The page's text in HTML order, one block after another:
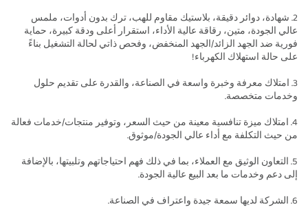
2. شهادة، دوائر دقيقة، بلاستيك مقاوم للهب، ترك بدون أدوات، ملمس
عالي الجودة، متين، رقاقة عالية الأداء، استقرار أعلى ودقة كبيرة، حماية
فورية ضد الجهد الزائد/الجهد المنخفض، وفحص ذاتي لحالة التشغيل بناءً
على حالة استهلاك الكهرباء!
3. امتلاك معرفة وخبرة واسعة في الصناعة، والقدرة على تقديم حلول
وخدمات متخصصة.
4. امتلاك ميزة تنافسية معينة من حيث السعر، وتوفير منتجات/خدمات فعالة
من حيث التكلفة مع أداء عالي الجودة/موثوق.
5. التعاون الوثيق مع العملاء، بما في ذلك فهم احتياجاتهم وتلبيتها، بالإضافة
إلى دعم وخدمات ما بعد البيع عالية الجودة.
6. الشركة لديها سمعة جيدة واعتراف في الصناعة.